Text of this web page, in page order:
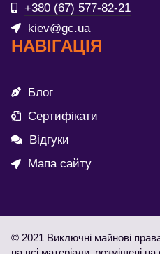
+380 (67) 577-82-21
kiev@gc.ua
НАВІГАЦІЯ
Блог
Сертифікати
Відгуки
Мапа сайту
© 2021 Виключні майнові